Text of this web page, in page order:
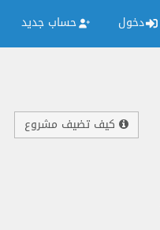
دخول حساب جديد
كيف تضيف مشروع